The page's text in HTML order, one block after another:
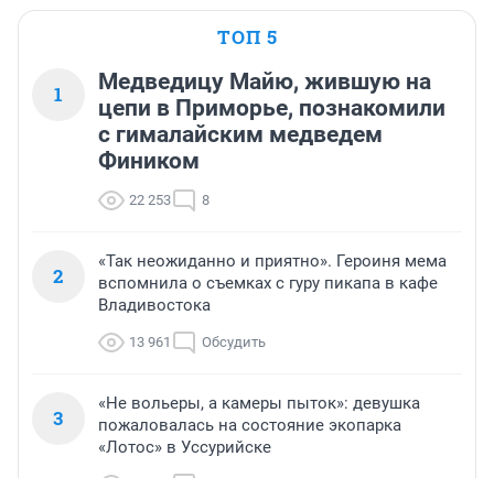
ТОП 5
1
Медведицу Майю, жившую на
цепи в Приморье, познакомили
с гималайским медведем
Фиником
22 253 8
2
«Так неожиданно и приятно». Героиня мема
вспомнила о съемках с гуру пикапа в кафе
Владивостока
13 961 Обсудить
3
«Не вольеры, а камеры пыток»: девушка
пожаловалась на состояние экопарка
«Лотос» в Уссурийске